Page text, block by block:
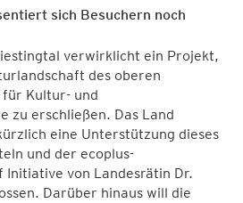
sich Besuchern noch
verwirklicht ein Projekt,
des oberen
Kultur- und
zu erschließen. Das Land
eine Unterstützung dieses
und der ecoplus-
Initiative von Landesrätin Dr.
Darüber hinaus will die